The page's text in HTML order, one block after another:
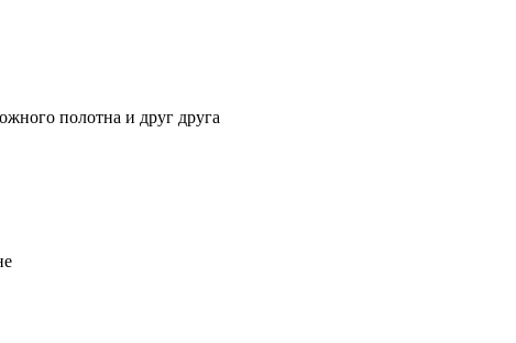
полотна и друг друга